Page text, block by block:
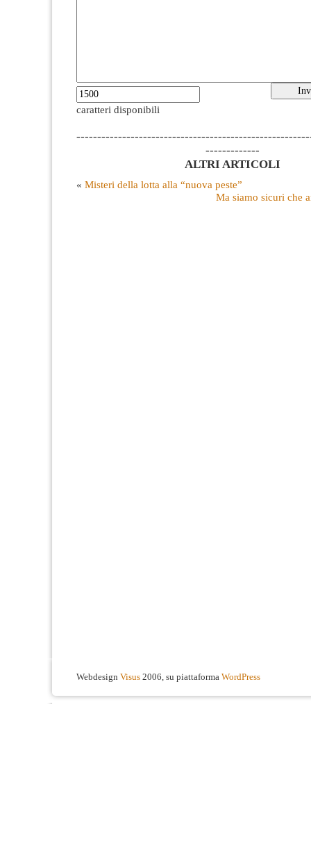
caratteri disponibili
-------------
ALTRI ARTICOLI
« Misteri della lotta alla “nuova peste”
Ma siamo sicuri che
Webdesign Visus 2006, su piattaforma WordPress